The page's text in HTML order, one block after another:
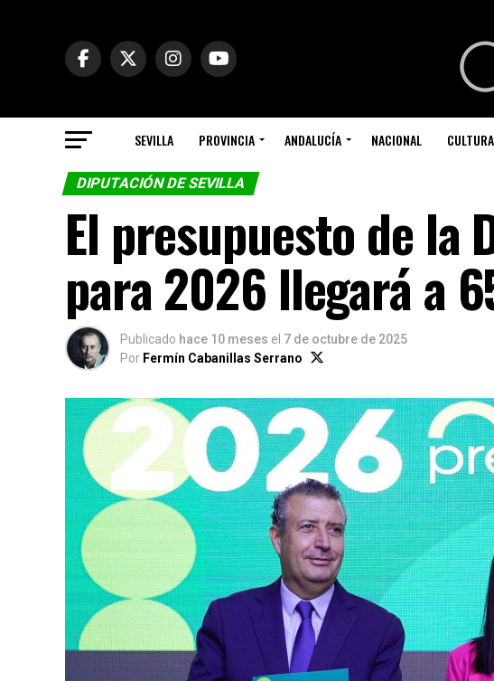
SEVILLA PROVINCIA ANDALUCÍA NACIONAL CULTURA
DIPUTACIÓN DE SEVILLA
El presupuesto de la
para 2026 llegará a
Publicado hace 10 meses el 7 de octubre de 2025
Por Fermín Cabanillas Serrano